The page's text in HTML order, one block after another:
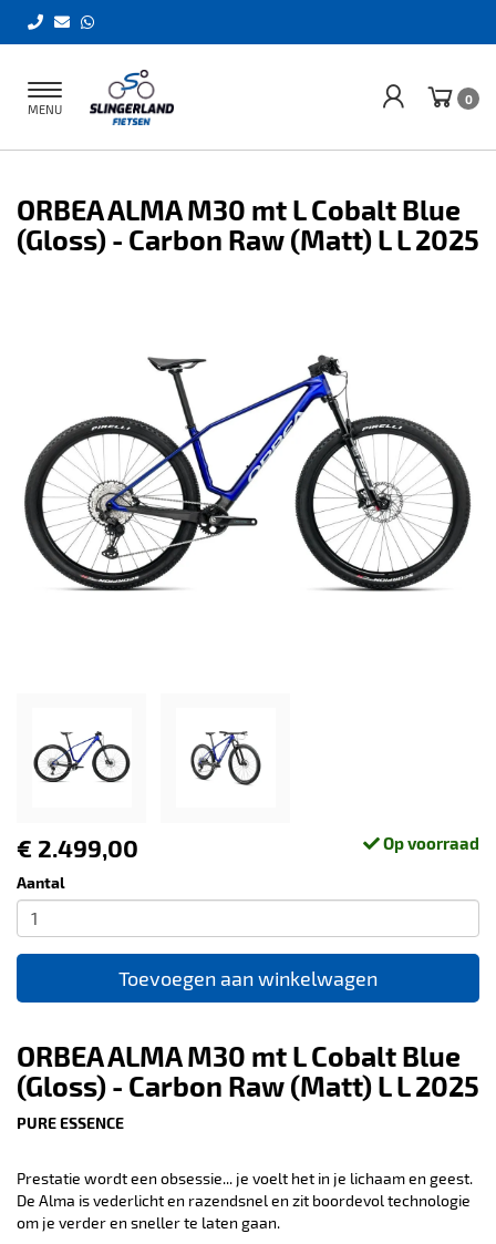
Toggle
navigation
MENU
0
ORBEA ALMA M30 mt L Cobalt Blue
(Gloss) - Carbon Raw (Matt) L L 2025
€ 2.499,00 Op voorraad
Aantal
Toevoegen aan winkelwagen
ORBEA ALMA M30 mt L Cobalt Blue
(Gloss) - Carbon Raw (Matt) L L 2025
PURE ESSENCE
Prestatie wordt een obsessie... je voelt het in je lichaam en geest.
De Alma is vederlicht en razendsnel en zit boordevol technologie
om je verder en sneller te laten gaan.